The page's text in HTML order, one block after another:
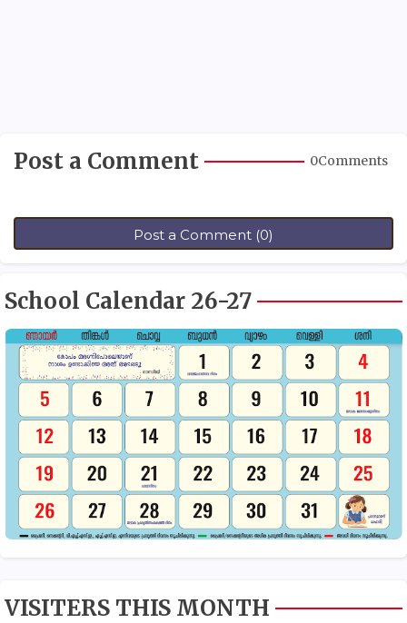
Post a Comment 0Comments
Post a Comment (0)
School Calendar 26-27
VISITERS THIS MONTH